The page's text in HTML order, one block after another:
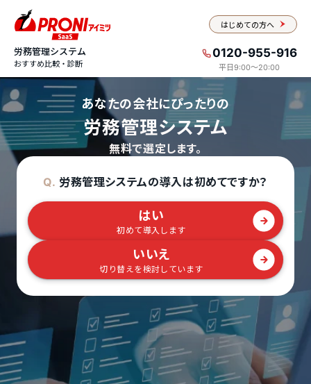
はじめての方へ
労務管理システム
おすすめ比較・診断
0120-955-916
平日9:00〜20:00
あなたの会社にぴったりの
労務管理システム
無料で選定します。
Q. 労務管理システムの導入は初めてですか？
はい
初めて導入します
いいえ
切り替えを検討しています